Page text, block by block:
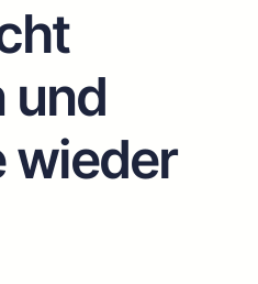
und
wieder